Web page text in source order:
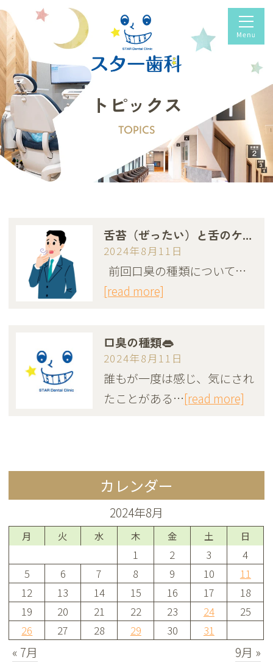
トピックス
TOPICS
舌苔（ぜったい）と舌のケア👅
2024年8月11日
前回口臭の種類について…
[read more]
口臭の種類👄
2024年8月11日
誰もが一度は感じ、気にされ
たことがある…[read more]
カレンダー
2024年8月
月 火 水 木 金 土 日
1 2 3
4
5
6 7 8 9 10
11
12
13 14 15 16 17
18
19
20 21 22 23 24
25
26
27 28 29 30 31
« 7月 9月 »